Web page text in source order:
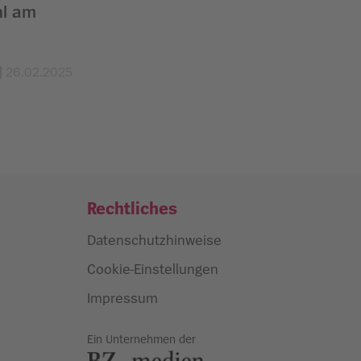
am
Rechtliches
Datenschutzhinweise
Cookie-Einstellungen
Impressum
Ein Unternehmen der